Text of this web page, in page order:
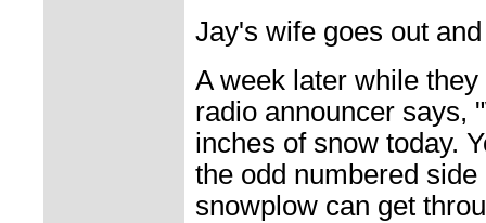
Jay's wife goes out
A week later while
radio announcer says,
inches of snow today.
the odd numbered
snowplow can get